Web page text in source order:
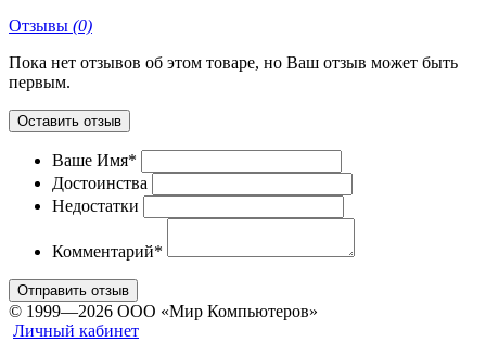
Отзывы (0)
Пока нет отзывов об этом товаре, но Ваш отзыв может быть
первым.
Оставить отзыв
Ваше Имя*
Достоинства
Недостатки
Комментарий*
Отправить отзыв
© 1999—2026 ООО «Мир Компьютеров»
Личный кабинет